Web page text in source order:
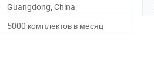
Guangdong, China
5000 комплектов в месяц